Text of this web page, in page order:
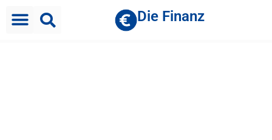
Die Finanz